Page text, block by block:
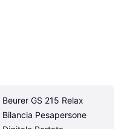
Beurer GS 215 Relax
Bilancia Pesapersone